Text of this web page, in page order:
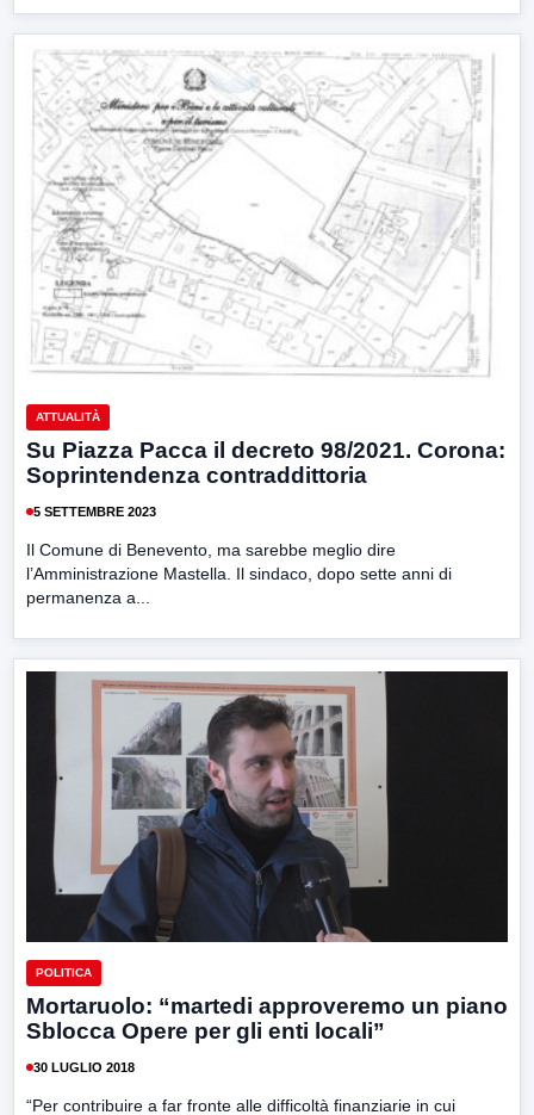
ATTUALITÀ
Su Piazza Pacca il decreto 98/2021. Corona:
Soprintendenza contraddittoria
5 SETTEMBRE 2023
Il Comune di Benevento, ma sarebbe meglio dire
l’Amministrazione Mastella. Il sindaco, dopo sette anni di
permanenza a...
POLITICA
Mortaruolo: “martedi approveremo un piano
Sblocca Opere per gli enti locali”
30 LUGLIO 2018
“Per contribuire a far fronte alle difficoltà finanziarie in cui